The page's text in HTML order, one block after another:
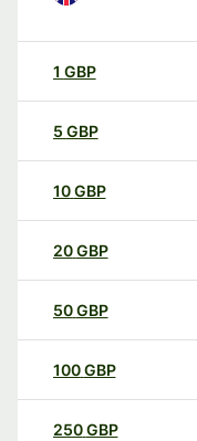
1 GBP
5 GBP
10GBP
20GBP
50GBP
100GBP
250GBP